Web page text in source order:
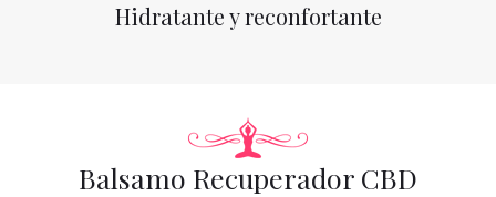
Hidratante y reconfortante
Balsamo Recuperador CBD